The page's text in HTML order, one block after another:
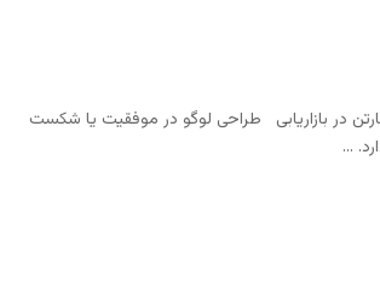
در بازاریابی طراحی لوگو در موفقیت یا شکست
...